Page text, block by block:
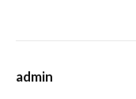
admin